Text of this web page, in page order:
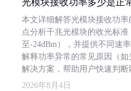
光模块接收功率多少是正
本文详细解答光模块接收功
点分析千兆光模块的收光标
至-24dBm），并提供不同速
解释功率异常的常见原因（
解决方案，帮助用户快速判断
2026年8月4日